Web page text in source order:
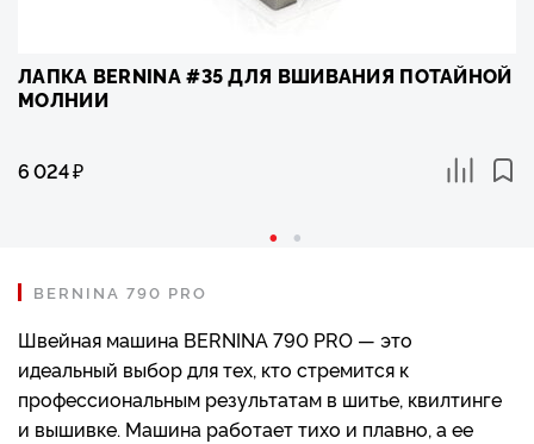
ЛАПКА BERNINA #35 ДЛЯ ВШИВАНИЯ ПОТАЙНОЙ
МОЛНИИ
6 024₽
BERNINA 790 PRO
Швейная машина BERNINA 790 PRO — это
идеальный выбор для тех, кто стремится к
профессиональным результатам в шитье, квилтинге
и вышивке. Машина работает тихо и плавно, а ее